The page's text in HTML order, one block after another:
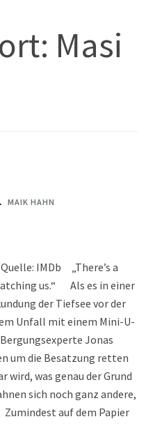
Masi
MAIK HAHN
IMDb „There’s a
us.“ Als es in einer
der Tiefsee vor der
Unfall mit einem Mini-U-
Jonas
um die Besatzung retten
wird, was genau der Grund
sich noch ganz andere,
auf dem Papier